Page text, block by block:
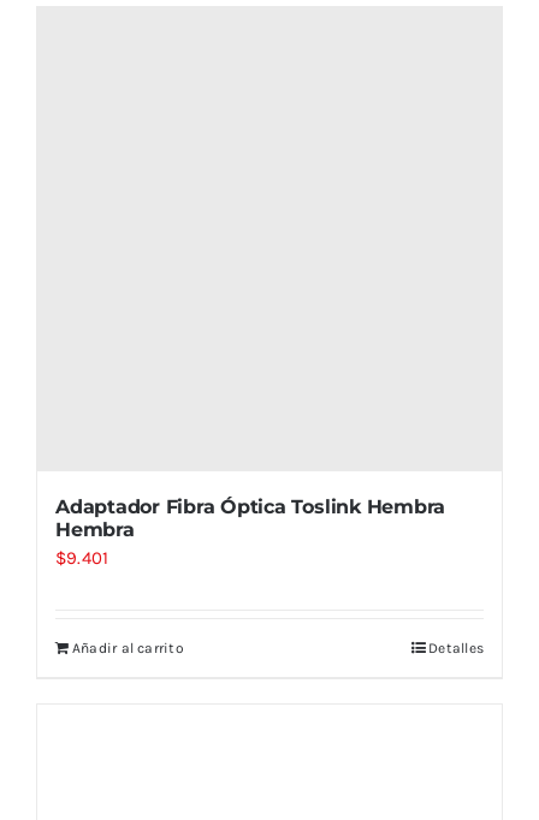
Adaptador Fibra Óptica Toslink Hembra
Hembra
$9.401
Añadir al carrito Detalles